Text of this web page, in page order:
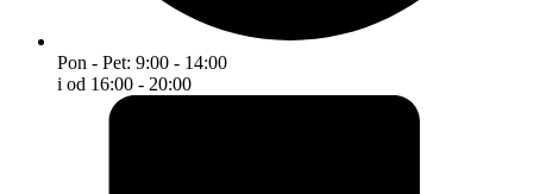
Pon - Pet: 9:00 - 14:00
i od 16:00 - 20:00